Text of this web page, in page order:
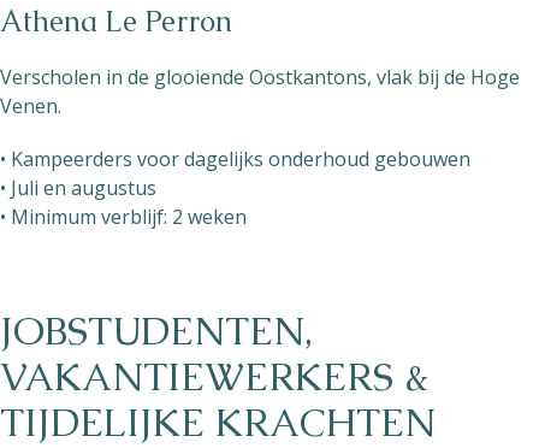
Athena Le Perron
Verscholen in de glooiende Oostkantons, vlak bij de Hoge
Venen.
• Kampeerders voor dagelijks onderhoud gebouwen
• Juli en augustus
• Minimum verblijf: 2 weken
JOBSTUDENTEN,
VAKANTIEWERKERS &
TIJDELIJKE KRACHTEN